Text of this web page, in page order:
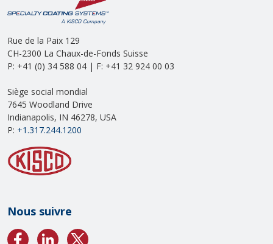
Rue de la Paix 129
CH-2300 La Chaux-de-Fonds Suisse
P: +41 (0) 34 588 04 | F: +41 32 924 00 03
Siège social mondial
7645 Woodland Drive
Indianapolis, IN 46278, USA
P: +1.317.244.1200
Nous suivre